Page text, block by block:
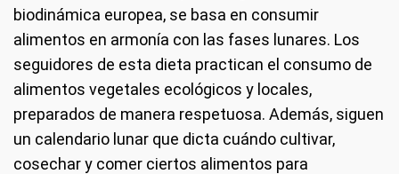
biodinámica europea, se basa en consumir
alimentos en armonía con las fases lunares. Los
seguidores de esta dieta practican el consumo de
alimentos vegetales ecológicos y locales,
preparados de manera respetuosa. Además, siguen
un calendario lunar que dicta cuándo cultivar,
cosechar y comer ciertos alimentos para